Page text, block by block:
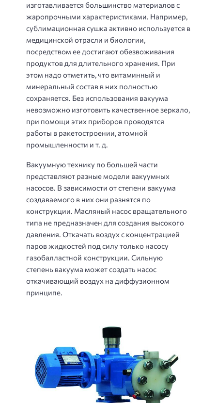
изготавливается большинство материалов с
жаропрочными характеристиками. Например,
сублимационная сушка активно используется в
медицинской отрасли и биологии,
посредством ее достигают обезвоживания
продуктов для длительного хранения. При
этом надо отметить, что витаминный и
минеральный состав в них полностью
сохраняется. Без использования вакуума
невозможно изготовить качественное зеркало,
при помощи этих приборов проводятся
работы в ракетостроении, атомной
промышленности и т. д.
Вакуумную технику по большей части
представляют разные модели вакуумных
насосов. В зависимости от степени вакуума
создаваемого в них они разнятся по
конструкции. Масляный насос вращательного
типа не предназначен для создания высокого
давления. Откачать воздух с концентрацией
паров жидкостей под силу только насосу
газобалластной конструкции. Сильную
степень вакуума может создать насос
откачивающий воздух на диффузионном
принципе.